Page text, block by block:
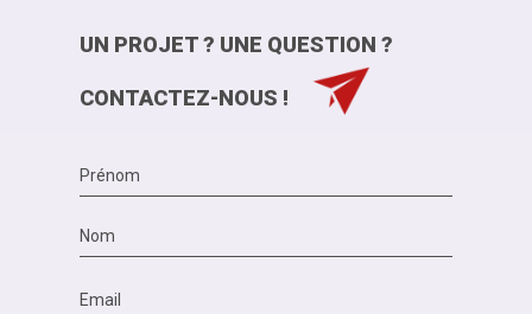
UN PROJET ? UNE QUESTION ?
CONTACTEZ-NOUS !